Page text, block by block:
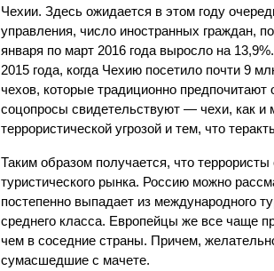
Чехии. Здесь ожидается в этом году
управления, число иностранных граждан,
января по март 2016 года выросло на
2015 года, когда Чехию посетило почти 9
чехов, которые традиционно
соцопросы свидетельствуют — чехи, как и
террористической угрозой и тем, что
Таким образом получается, что
туристического рынка. Россию можно
постепенно выпадает из международного
среднего класса. Европейцы же все чаще
чем в соседние страны. Причем,
сумасшедшие с мачете.